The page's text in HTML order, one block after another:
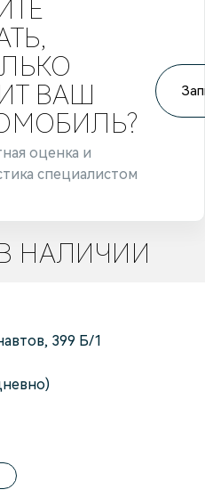
ВАШ
оценка и
специалистом
НАЛИЧИИ
399 Б/1